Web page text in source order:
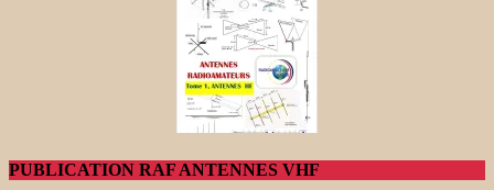
PUBLICATION RAF ANTENNES VHF